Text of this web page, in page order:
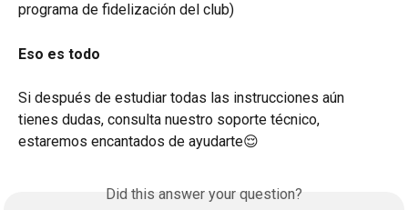
programa de fidelización del club)
Eso es todo
Si después de estudiar todas las instrucciones aún
tienes dudas, consulta nuestro soporte técnico,
estaremos encantados de ayudarte😌
Did this answer your question?